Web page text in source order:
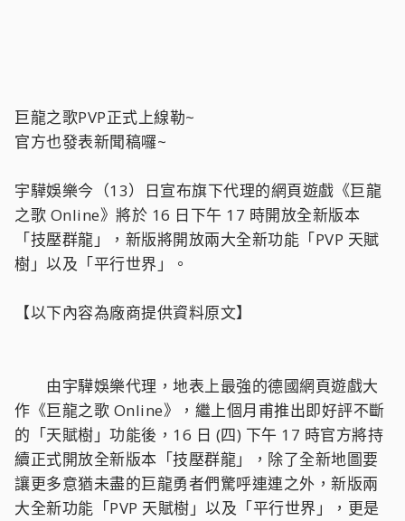
巨龍之歌PVP正式上線勒~
官方也發表新聞稿囉~
宇驊娛樂今（13）日宣布旗下代理的網頁遊戲《巨龍
之歌 Online》將於 16 日下午 17 時開放全新版本
「技壓群龍」，新版將開放兩大全新功能「PVP 天賦
樹」以及「平行世界」。
【以下內容為廠商提供資料原文】
由宇驊娛樂代理，地表上最強的德國網頁遊戲大
作《巨龍之歌 Online》，繼上個月甫推出即好評不斷
的「天賦樹」功能後，16 日 (四) 下午 17 時官方將持
續正式開放全新版本「技壓群龍」，除了全新地圖要
讓更多意猶未盡的巨龍勇者們驚呼連連之外，新版兩
大全新功能「PVP 天賦樹」以及「平行世界」，更是